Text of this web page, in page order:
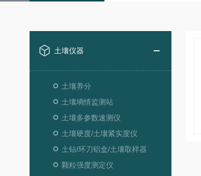
土壤仪器
土壤养分
土壤墒情监测站
土壤多参数速测仪
土壤硬度/土壤紧实度仪
土钻/环刀铝盒/土壤取样器
颗粒强度测定仪